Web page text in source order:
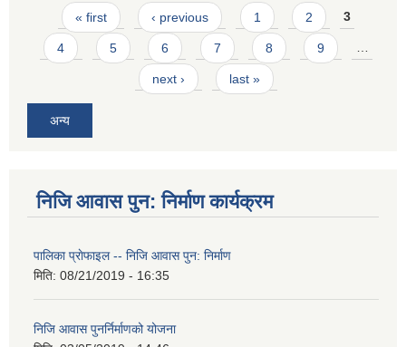
Pages
« first ‹ previous 1 2 3
4 5 6 7 8 9 …
next › last »
अन्य
निजि आवास पुन: निर्माण कार्यक्रम
पालिका प्राेफाइल -- निजि आवास पुन: निर्माण
मिति: 08/21/2019 - 16:35
निजि आवास पुनर्निर्माणको योजना